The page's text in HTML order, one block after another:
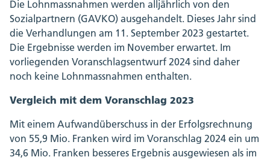
Die Lohnmassnahmen werden alljährlich von den
Sozialpartnern (GAVKO) ausgehandelt. Dieses Jahr sind
die Verhandlungen am 11. September 2023 gestartet.
Die Ergebnisse werden im November erwartet. Im
vorliegenden Voranschlagsentwurf 2024 sind daher
noch keine Lohnmassnahmen enthalten.
Vergleich mit dem Voranschlag 2023
Mit einem Aufwandüberschuss in der Erfolgsrechnung
von 55,9 Mio. Franken wird im Voranschlag 2024 ein um
34,6 Mio. Franken besseres Ergebnis ausgewiesen als im